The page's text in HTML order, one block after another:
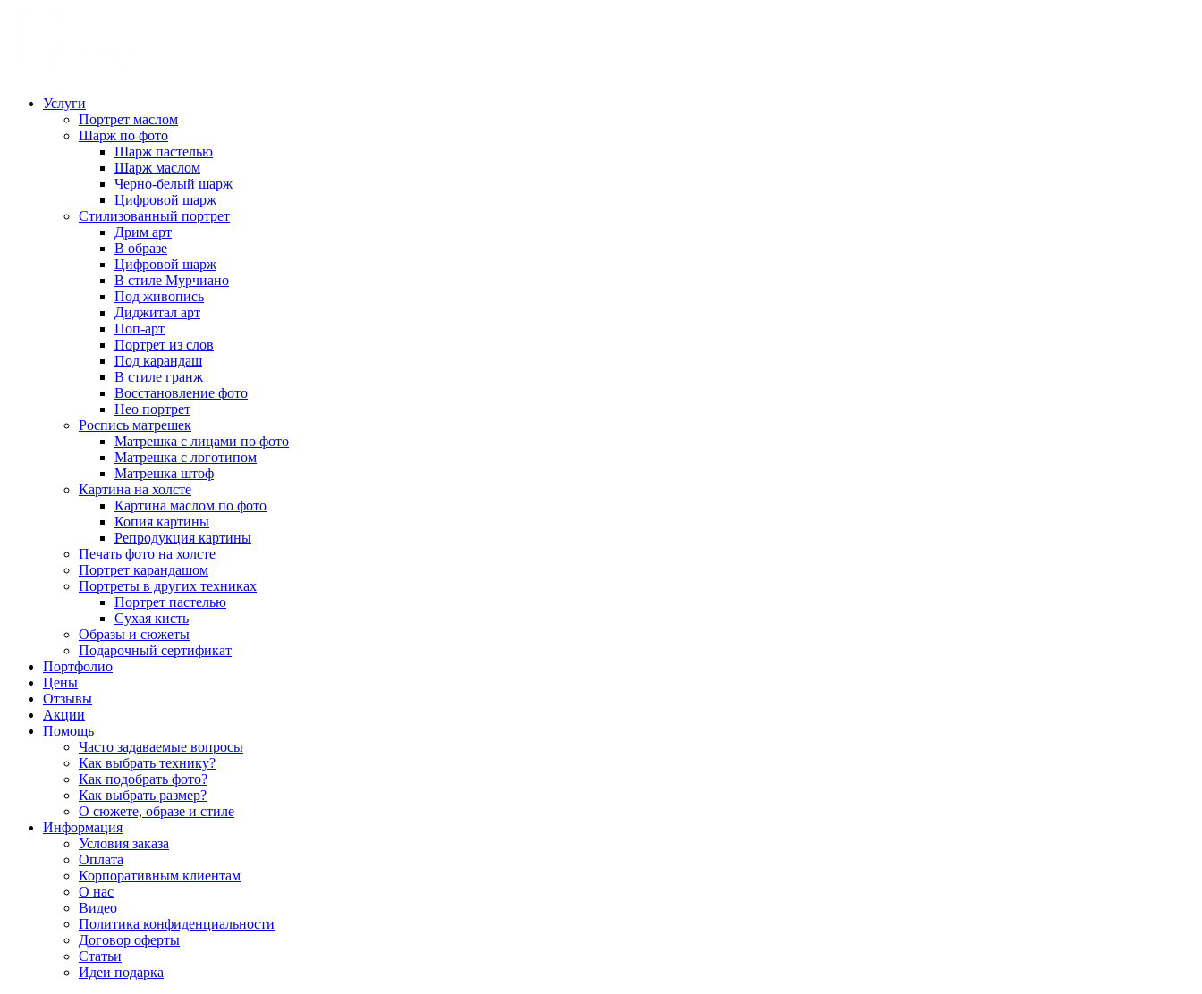
Услуги
Портрет маслом
Шарж по фото
Шарж пастелью
Шарж маслом
Черно-белый шарж
Цифровой шарж
Стилизованный портрет
Дрим арт
В образе
Цифровой шарж
В стиле Мурчиано
Под живопись
Диджитал арт
Поп-арт
Портрет из слов
Под карандаш
В стиле гранж
Восстановление фото
Нео портрет
Роспись матрешек
Матрешка с лицами по фото
Матрешка с логотипом
Матрешка штоф
Картина на холсте
Картина маслом по фото
Копия картины
Репродукция картины
Печать фото на холсте
Портрет карандашом
Портреты в других техниках
Портрет пастелью
Сухая кисть
Образы и сюжеты
Подарочный сертификат
Портфолио
Цены
Отзывы
Акции
Помощь
Часто задаваемые вопросы
Как выбрать технику?
Как подобрать фото?
Как выбрать размер?
О сюжете, образе и стиле
Информация
Условия заказа
Оплата
Корпоративным клиентам
О нас
Видео
Политика конфиденциальности
Договор оферты
Статьи
Идеи подарка